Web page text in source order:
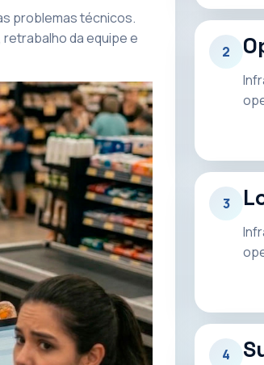
problemas técnicos.
da equipe e
2
3
4